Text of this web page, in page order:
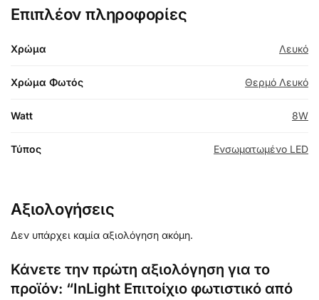
Επιπλέον πληροφορίες
Χρώμα Λευκό
Χρώμα Φωτός Θερμό Λευκό
Watt 8W
Τύπος Ενσωματωμένο LED
Αξιολογήσεις
Δεν υπάρχει καμία αξιολόγηση ακόμη.
Κάνετε την πρώτη αξιολόγηση για το
προϊόν: “InLight Επιτοίχιο φωτιστικό από